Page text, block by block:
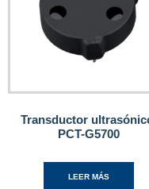
Transductor
PCT-G5700
LEER MÁS